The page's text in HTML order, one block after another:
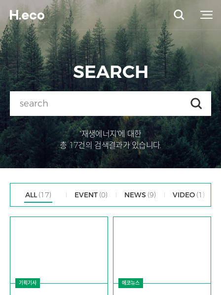
SEARCH
"재생에너지"에 대한
총 17건의 검색결과가 있습니다.
ALL (17) EVENT (0) NEWS (9) VIDEO (1)
기획기사 에코뉴스